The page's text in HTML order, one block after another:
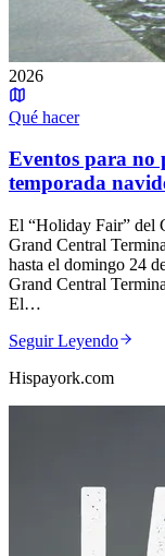
2026
Qué hacer
Eventos para no
temporada
El “Holiday Fair” del
Grand Central
hasta el domingo 24
Grand Central
El…
Seguir Leyendo
Hispayork.com